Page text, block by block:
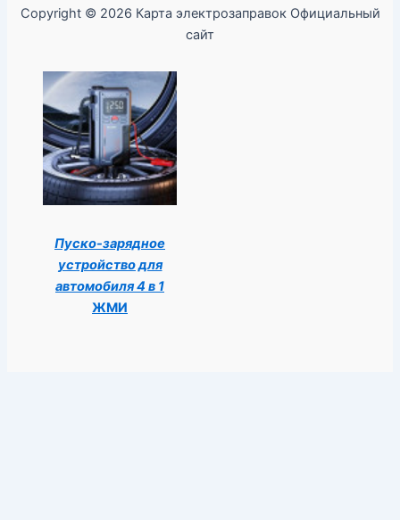
Copyright © 2026 Карта электрозаправок Официальный
сайт
Пуско-зарядное
устройство для
автомобиля 4 в 1
ЖМИ